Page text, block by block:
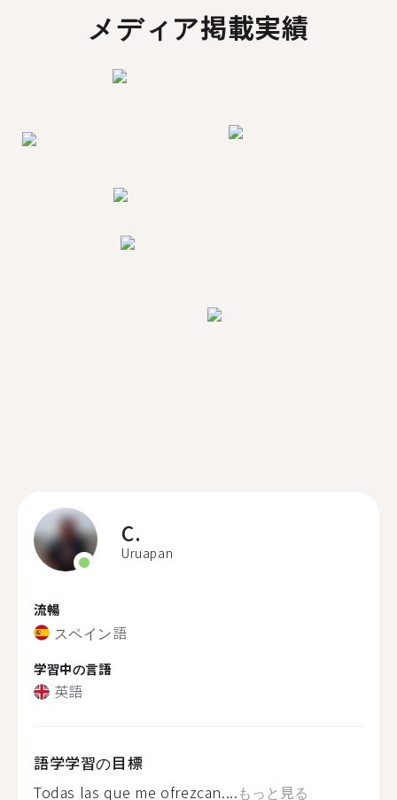
メディア掲載実績
C.
Uruapan
流暢
スペイン語
学習中の言語
英語
語学学習の目標
Todas las que me ofrezcan....もっと見る